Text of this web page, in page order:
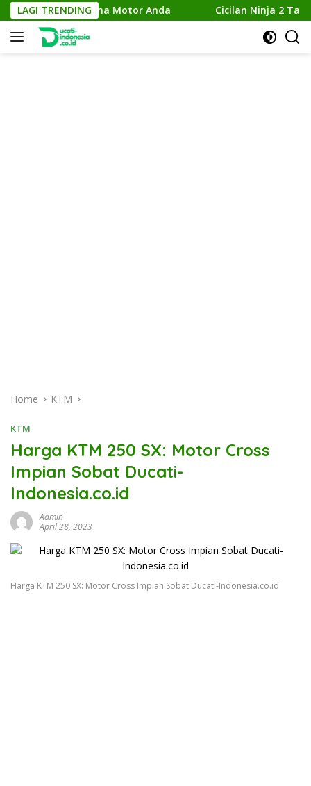
Skip
to
content
LAGI TRENDING
Performa Motor Anda Cicilan Ninja 2 Tak:
Home KTM
KTM
Harga KTM 250 SX: Motor Cross
Impian Sobat Ducati-
Indonesia.co.id
Admin
April 28, 2023
Harga KTM 250 SX: Motor Cross Impian Sobat Ducati-Indonesia.co.id